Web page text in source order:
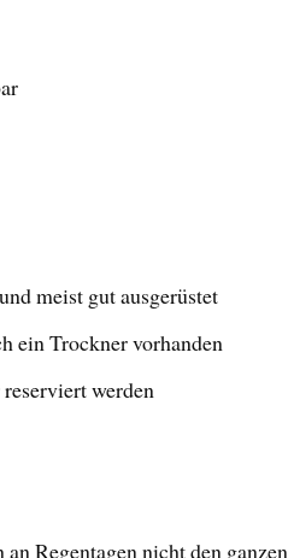
meist gut ausgerüstet
ein Trockner vorhanden
werden
Regentagen nicht den ganzen